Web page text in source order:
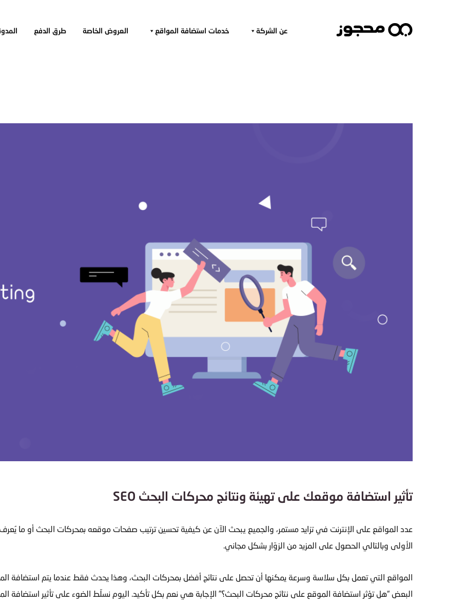
عن الشركة خدمات استضافة المواقع العروض الخاصة طرق الدفع
تأثير استضافة موقعك على تهيئة ونتائج محركات البحث SEO
الأولى وبالتالي الحصول على المزيد من الزوّار بشكل مجاني.
المواقع التي تعمل بكل سلاسة وسرعة يمكنها أن تحصل على نتائج أفضل بمحركات البحث، وهذا يحدث فقط عندما يتم استضافة
البعض “هل تؤثر استضافة الموقع على نتائج محركات البحث؟” الإجابة هي نعم بكل تأكيد. اليوم نسلّط الضوء على تأثير استضافة